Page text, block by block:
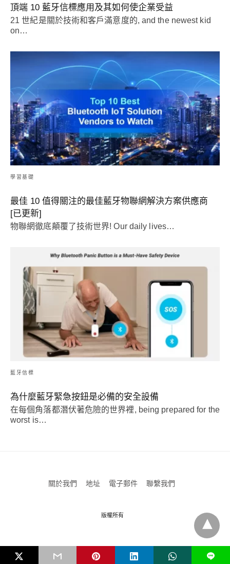
頂端 10 藍牙信標應用及其如何使企業受益
21 世紀是關於技術和客戶滿意度的, and the newest kid
on…
學習基礎
最佳 10 值得關注的最佳藍牙物聯網解決方案供應商
[已更新]
物聯網徹底顛覆了技術世界!Our daily lives…
藍牙信標
為什麼藍牙緊急按鈕是必備的安全設備
在每個角落都潛伏著危險的世界裡, being prepared for the
worst is…
關於我們 地址 電子郵件 聯繫我們
版權所有
升